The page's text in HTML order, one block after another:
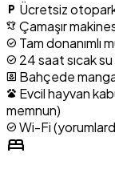
local_parking Ücretsiz
laundry Çamaşır
check_circle Tam donanımlı
check_circle 24 saat sıcak su
yard Bahçede
pets Evcil hayvan
memnun)
check_circle Wi-Fi
bed